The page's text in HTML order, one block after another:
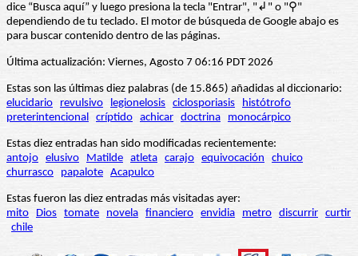
dice “Busca aquí” y luego presiona la tecla "Entrar", "↲" o "⚲"
dependiendo de tu teclado. El motor de búsqueda de Google abajo es
para buscar contenido dentro de las páginas.
Última actualización: Viernes, Agosto 7 06:16 PDT 2026
Estas son las últimas diez palabras (de 15.865) añadidas al diccionario:
elucidario
revulsivo legionelosis ciclosporiasis
histótrofo
preterintencional
críptido achicar doctrina monocárpico
Estas diez entradas han sido modificadas recientemente:
antojo elusivo Matilde atleta carajo equivocación
chuico
churrasco
papalote Acapulco
Estas fueron las diez entradas más visitadas ayer:
mito
Dios tomate novela financiero envidia metro discurrir curtir
chile